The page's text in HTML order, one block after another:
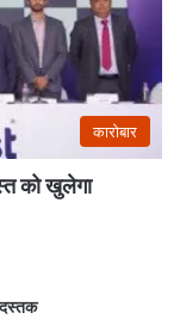
कारोबार
को खुलेगा
दस्तक